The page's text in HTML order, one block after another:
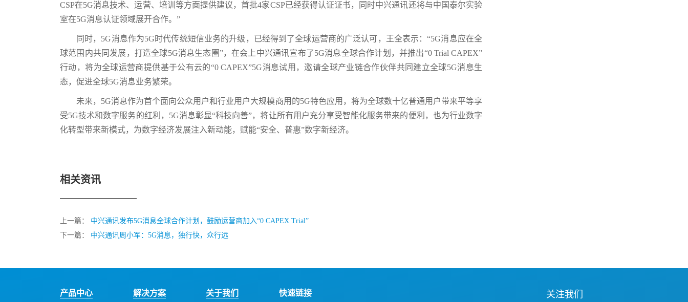
CSP在5G消息技术、运营、培训等方面提供建议，首批4家CSP已经获得认证证书，同时中兴通讯还将与中国泰尔实验
室在5G消息认证领域展开合作。”
同时，5G消息作为5G时代传统短信业务的升级，已经得到了全球运营商的广泛认可，王全表示：“5G消息应在全
球范围内共同发展，打造全球5G消息生态圈”，在会上中兴通讯宣布了5G消息全球合作计划，并推出“0 Trial CAPEX”
行动，将为全球运营商提供基于公有云的“0 CAPEX”5G消息试用，邀请全球产业链合作伙伴共同建立全球5G消息生
态，促进全球5G消息业务繁荣。
未来，5G消息作为首个面向公众用户和行业用户大规模商用的5G特色应用，将为全球数十亿普通用户带来平等享
受5G技术和数字服务的红利，5G消息彰显“科技向善”，将让所有用户充分享受智能化服务带来的便利，也为行业数字
化转型带来新模式，为数字经济发展注入新动能，赋能“安全、普惠”数字新经济。
相关资讯
上一篇： 中兴通讯发布5G消息全球合作计划，鼓励运营商加入“0 CAPEX Trial”
下一篇： 中兴通讯周小军：5G消息，独行快，众行远
产品中心 解决方案 关于我们 快速链接 关注我们